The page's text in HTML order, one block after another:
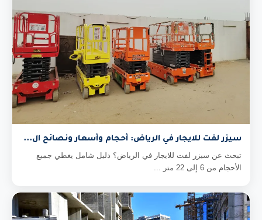
سيزر لفت للايجار في الرياض: أحجام وأسعار ونصائح ال...
تبحث عن سيزر لفت للايجار في الرياض؟ دليل شامل يغطي جميع
الأحجام من 6 إلى 22 متر ...